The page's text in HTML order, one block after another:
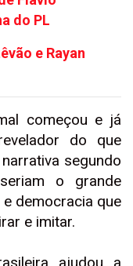
do PL
e Rayan
começou e já
do que
segundo
o grande
democracia que
e imitar.
ajudou a